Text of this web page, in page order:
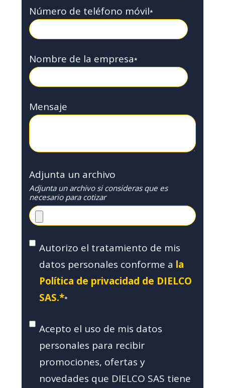
Número de teléfono móvil*
Nombre de la empresa*
Mensaje
Adjunta un archivo
Adjunta un archivo si consideras que es
necesario para cotizar
Autorizo el tratamiento de mis
datos personales conforme a la
Política de privacidad de DIELCO
SAS.**
Acepto el uso de mis datos
personales para recibir
promociones, ofertas y
novedades que DIELCO SAS tiene